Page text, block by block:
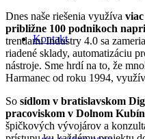
Kontakt
Dnes naše riešenia využíva
približne 100 podnikoch
trendami Industry 4.0 sa
riadené sklady, automatizáciu
nástroje. Sme hrdí na to, že
Harmanec od roku 1994,
So sídlom v bratislavskom
pracoviskom v Dolnom
špičkových vývojárov a